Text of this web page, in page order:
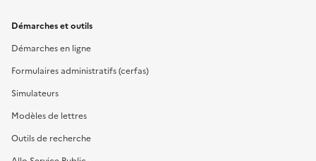
Démarches et outils
Démarches en ligne
Formulaires administratifs (cerfas)
Simulateurs
Modèles de lettres
Outils de recherche